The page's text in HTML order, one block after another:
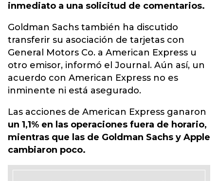
inmediato a una solicitud de comentarios.
Goldman Sachs también ha discutido
transferir su asociación de tarjetas con
General Motors Co. a American Express u
otro emisor, informó el Journal. Aún así, un
acuerdo con American Express no es
inminente ni está asegurado.
Las acciones de American Express ganaron
un 1,1% en las operaciones fuera de horario,
mientras que las de Goldman Sachs y Apple
cambiaron poco.